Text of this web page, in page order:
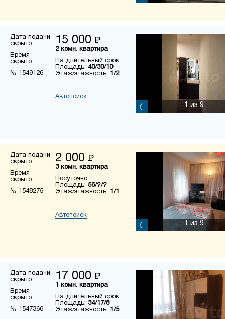
Дата подачи
скрыто
Время
скрыто
№ 1549126
15 000 Р
2 комн. квартира
На длительный срок
Площадь: 40/30/10
Этаж/этажность: 1/2
Автопоиск
1 из 9
Дата подачи
скрыто
Время
скрыто
№ 1548275
2 000 Р
3 комн. квартира
Посуточно
Площадь: 56/?/?
Этаж/этажность: 1/1
Автопоиск
1 из 9
Дата подачи
скрыто
Время
скрыто
№ 1547366
17 000 Р
1 комн. квартира
На длительный срок
Площадь: 34/17/8
Этаж/этажность: 1/5